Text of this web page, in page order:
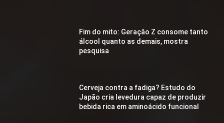
Fim do mito: Geração Z consome tanto
álcool quanto as demais, mostra
pesquisa
Cerveja contra a fadiga? Estudo do
Japão cria levedura capaz de produzir
bebida rica em aminoácido funcional